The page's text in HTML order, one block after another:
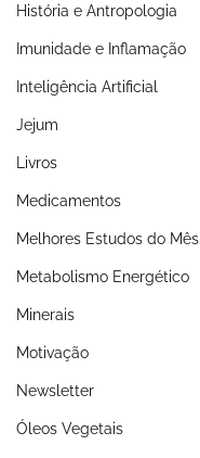
História e Antropologia
Imunidade e Inflamação
Inteligência Artificial
Jejum
Livros
Medicamentos
Melhores Estudos do Mês
Metabolismo Energético
Minerais
Motivação
Newsletter
Óleos Vegetais